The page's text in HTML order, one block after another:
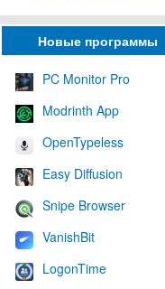
Новые программы
PC Monitor Pro
Modrinth App
OpenTypeless
Easy Diffusion
Snipe Browser
VanishBit
LogonTime